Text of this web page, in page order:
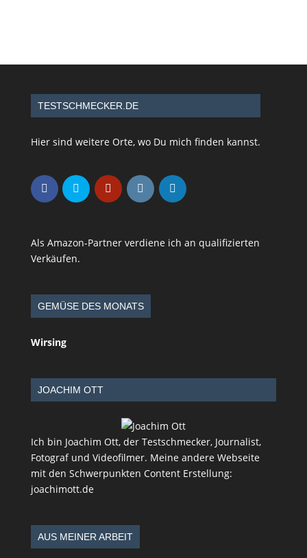
TESTSCHMECKER.DE
Hier sind weitere Orte, wo Du mich finden kannst.
Als Amazon-Partner verdiene ich an qualifizierten
Verkäufen.
GEMÜSE DES MONATS
Wirsing
JOACHIM OTT
Ich bin Joachim Ott, der Testschmecker, Journalist,
Fotograf und Videofilmer. Meine andere Webseite
mit den Schwerpunkten Content Erstellung:
joachimott.de
AUS MEINER ARBEIT